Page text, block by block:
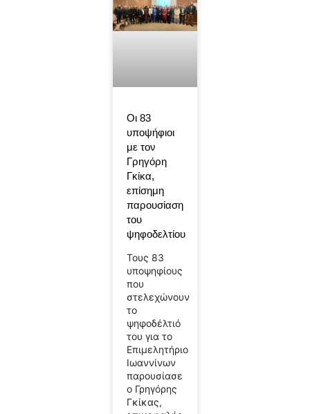
Οι 83
υποψήφιοι
με τον
Γρηγόρη
Γκίκα,
επίσημη
παρουσίαση
του
ψηφοδελτίου
Τους 83
υποψηφίους
που
στελεχώνουν
το
ψηφοδέλτιό
του για το
Επιμελητήριο
Ιωαννίνων
παρουσίασε
ο Γρηγόρης
Γκίκας,